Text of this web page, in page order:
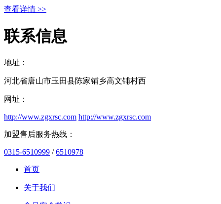
查看详情 >>
联系信息
地址：
河北省唐山市玉田县陈家铺乡高文铺村西
网址：
http://www.zgxrsc.com http://www.zgxrsc.com
加盟售后服务热线：
0315-6510999 /6510978
首页
关于我们